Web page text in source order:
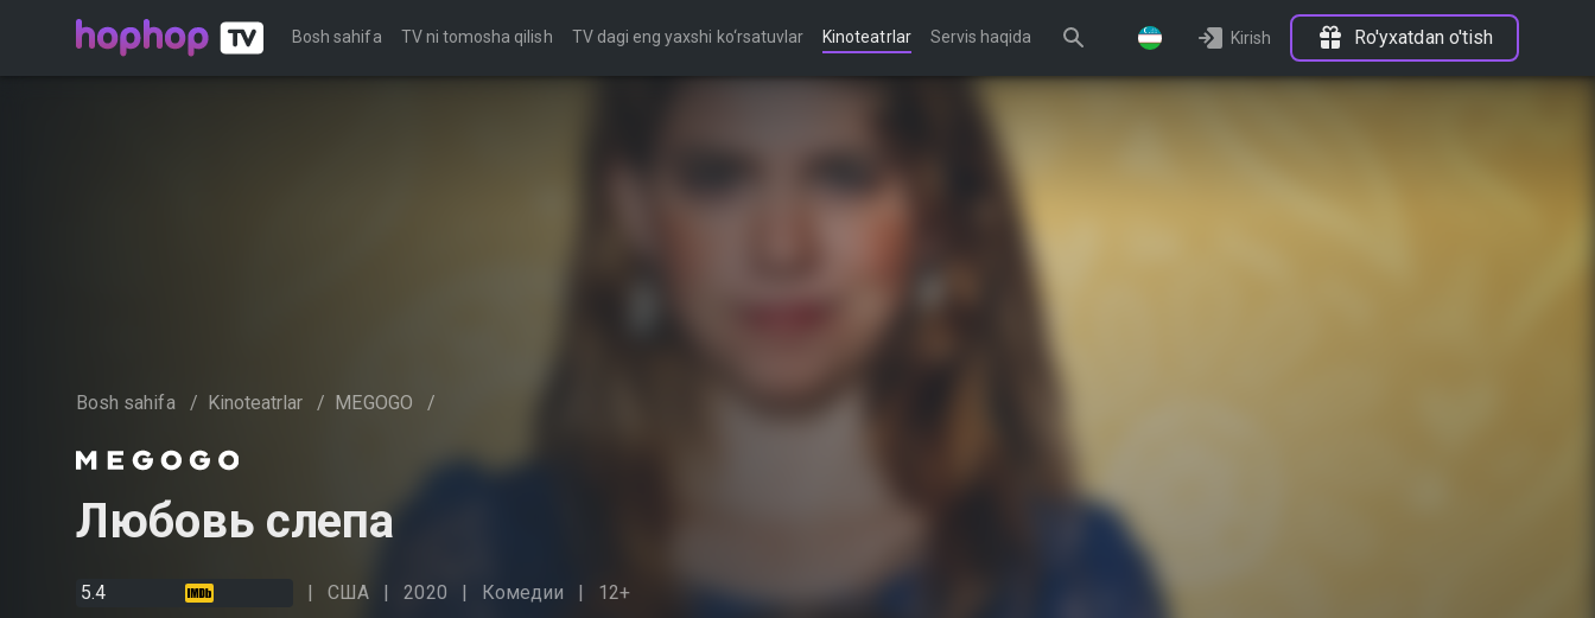
Bosh sahifa TV ni tomosha qilish TV dagi eng yaxshi ko‘rsatuvlar Kinoteatrlar Servis haqida Kirish Ro'yxatdan o'tish
Bosh sahifa / Kinoteatrlar / MEGOGO /
Любовь слепа
5.4 США 2020 Комедии 12+